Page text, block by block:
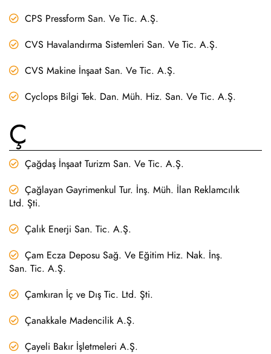
CPS Pressform San. Ve Tic. A.Ş.
CVS Havalandırma Sistemleri San. Ve Tic. A.Ş.
CVS Makine İnşaat San. Ve Tic. A.Ş.
Cyclops Bilgi Tek. Dan. Müh. Hiz. San. Ve Tic. A.Ş.
Ç
Çağdaş İnşaat Turizm San. Ve Tic. A.Ş.
Çağlayan Gayrimenkul Tur. İnş. Müh. İlan Reklamcılık
Ltd. Şti.
Çalık Enerji San. Tic. A.Ş.
Çam Ecza Deposu Sağ. Ve Eğitim Hiz. Nak. İnş.
San. Tic. A.Ş.
Çamkıran İç ve Dış Tic. Ltd. Şti.
Çanakkale Madencilik A.Ş.
Çayeli Bakır İşletmeleri A.Ş.